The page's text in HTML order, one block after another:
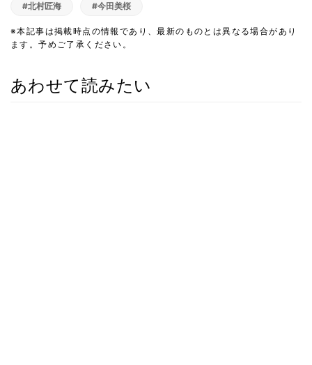
#北村匠海 #今田美桜
※本記事は掲載時点の情報であり、最新のものとは異なる場合があり
ます。予めご了承ください。
あわせて読みたい